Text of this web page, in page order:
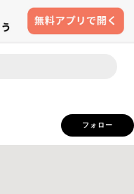
フォロー